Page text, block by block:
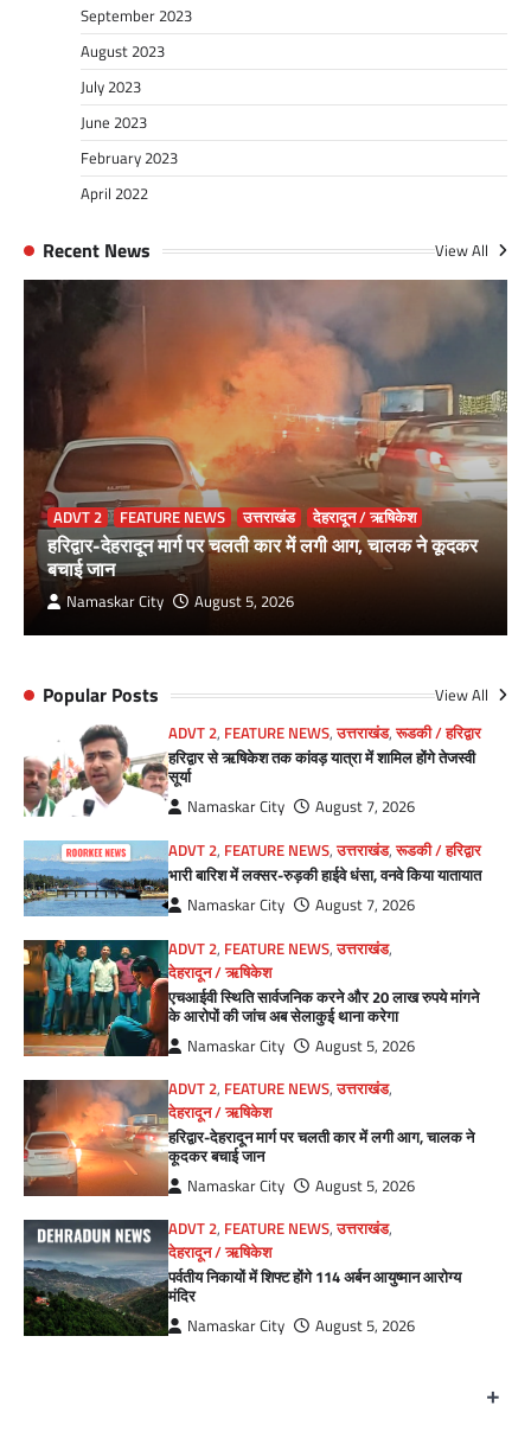
September 2023
August 2023
July 2023
June 2023
February 2023
April 2022
Recent News View All
ADVT 2 FEATURE NEWS उत्तराखंड देहरादून / ऋषिकेश
हरिद्वार-देहरादून मार्ग पर चलती कार में लगी आग, चालक ने कूदकर
बचाई जान
Namaskar City August 5, 2026
Popular Posts View All
ADVT 2, FEATURE NEWS,उत्तराखंड,रूडकी / हरिद्वार
हरिद्वार से ऋषिकेश तक कांवड़ यात्रा में शामिल होंगे तेजस्वी
सूर्या
Namaskar City
August 7, 2026
ADVT 2, FEATURE NEWS,उत्तराखंड,रूडकी / हरिद्वार
भारी बारिश में लक्सर-रुड़की हाईवे धंसा, वनवे किया यातायात
Namaskar City
August 7, 2026
ADVT 2, FEATURE NEWS,उत्तराखंड,
देहरादून / ऋषिकेश
एचआईवी स्थिति सार्वजनिक करने और 20 लाख रुपये मांगने
के आरोपों की जांच अब सेलाकुई थाना करेगा
Namaskar City
August 5, 2026
ADVT 2, FEATURE NEWS,उत्तराखंड,
देहरादून / ऋषिकेश
हरिद्वार-देहरादून मार्ग पर चलती कार में लगी आग, चालक ने
कूदकर बचाई जान
Namaskar City
August 5, 2026
ADVT 2, FEATURE NEWS,उत्तराखंड,
देहरादून / ऋषिकेश
पर्वतीय निकायों में शिफ्ट होंगे 114 अर्बन आयुष्मान आरोग्य
मंदिर
Namaskar City August 5, 2026
+